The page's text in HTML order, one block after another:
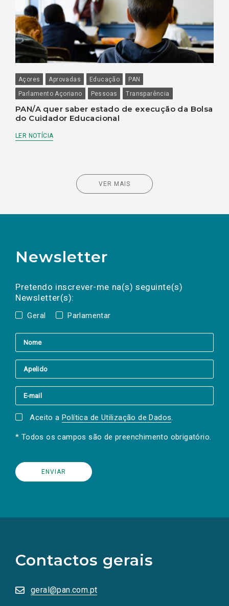
Açores Aprovadas Educação
PAN
Parlamento Açoriano
Pessoas Transparência
PAN/A quer saber estado de execução da Bolsa
do Cuidador Educacional
LER NOTÍCIA
VER MAIS
Newsletter
Pretendo inscrever-me na(s) seguinte(s)
Newsletter(s):
Geral Parlamentar
a(s) newsletter(s).
mail
Aceito a Política de Utilização de Dados.
* Todos os campos são de preenchimento obrigatório.
Contactos gerais
geral@pan.com.pt
redes
sociais
numa
nova